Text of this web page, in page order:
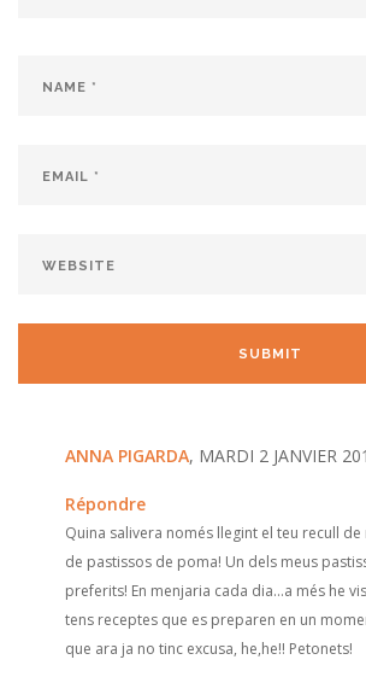
ANNA PIGARDA, MARDI 2 JANVIER
Répondre
Quina salivera només llegint el teu recull
de pastissos de poma! Un dels meus
preferits! En menjaria cada dia...a més he
tens receptes que es preparen en un
que ara ja no tinc excusa, he,he!! Petonets!